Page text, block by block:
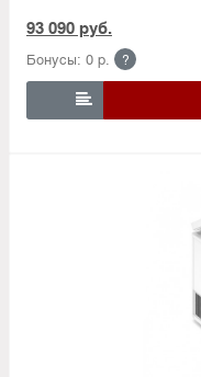
93 090 руб.
Бонусы: 0 р. ?
